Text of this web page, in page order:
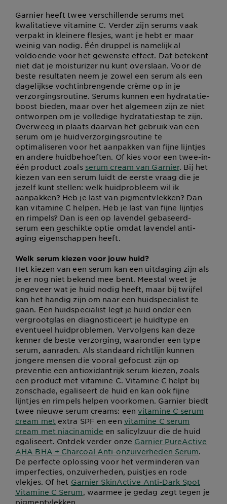
Garnier heeft twee verschillende serums met
kwalitatieve vitamine C. Verder zijn serums vaak
verpakt in kleinere flesjes, want je hebt er maar
weinig van nodig. Één druppel is namelijk al
voldoende voor het gewenste effect. Dat betekent
niet dat je moisturizer nu kunt overslaan. Voor de
beste resultaten neem je zowel een serum als een
dagelijkse vochtinbrengende crème op in je
verzorgingsroutine. Serums kunnen een hydratatie-
boost bieden, maar over het algemeen zijn ze niet
ontworpen om je volledige hydratatiestap te zijn.
Overweeg in plaats daarvan het gebruik van een
serum om je huidverzorgingsroutine te
optimaliseren voor het aanpakken van fijne lijntjes
en andere huidbehoeften. Of kies voor een twee-in-
één product zoals serum cream van Garnier. Bij het
kiezen van een serum luidt de eerste vraag die je
jezelf kunt stellen: welk huidprobleem wil ik
aanpakken? Heb je last van pigmentvlekken? Dan
kan vitamine C helpen. Heb je last van fijne lijntjes
en rimpels? Dan is een op lavendel gebaseerd-
serum een geschikte optie omdat lavendel anti-
aging eigenschappen heeft.
Welk serum kiezen voor jouw huid?
Het kiezen van een serum kan een uitdaging zijn als
je er nog niet bekend mee bent. Meestal weet je
ongeveer wat je huid nodig heeft, maar bij twijfel
kan het handig zijn om naar een huidspecialist te
gaan. Een huidspecialist legt je huid onder een
vergrootglas en diagnosticeert je huidtype en
eventueel huidproblemen. Vervolgens kan deze
kenner de beste verzorging, waaronder een type
serum, aanraden. Als standaard richtlijn kunnen
jongere mensen die vooral gefocust zijn op
preventie een antioxidantrijk serum kiezen, zoals
een product met vitamine C. Vitamine C helpt bij
zonschade, egaliseert de huid en kan ook fijne
lijntjes en rimpels helpen voorkomen. Garnier biedt
twee nieuwe serum creams: eenvitamine C serum
cream metextra SPF en een vitamine C serum
cream met niacinamide en salicylzuur die de huid
egaliseert. Ontdek verder onze Garnier PureActive
AHA BHA + Charcoal Anti-onzuiverheden Serum.
De perfecte oplossing voor het verminderen van
imperfecties, onzuiverheden, puistjes en rode
vlekjes. Of het Garnier SkinActive Anti-Dark Spot
Vitamine C Serum, waarmee je gedag zegt tegen je
pigmentvlekken.